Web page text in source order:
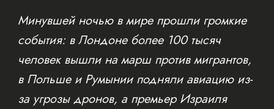
Минувшей ночью в мире прошли громкие
события: в Лондоне более 100 тысяч
человек вышли на марш против мигрантов,
в Польше и Румынии подняли авиацию из-
за угрозы дронов, а премьер Израиля